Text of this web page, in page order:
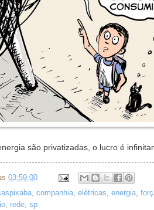
são privatizadas, o lucro é
03:59:00
, companhia, elétricas, energia,
, rede, sp